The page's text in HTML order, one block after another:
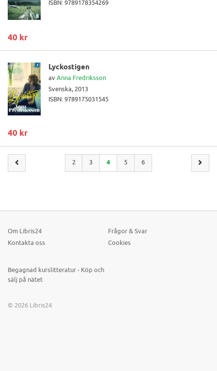
ISBN: 9789178354269
40 kr
Lyckostigen
avAnna Fredriksson
Svenska, 2013
ISBN: 9789175031545
40 kr
2 3 4 5 6
Om Libris24
Frågor & Svar
Kontakta oss
Cookies
Begagnad kurslitteratur - Köp och
sälj på nätet
© 2026 Libris24